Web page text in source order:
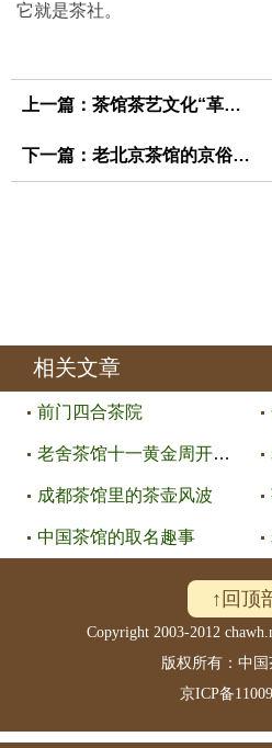
它就是茶社。
上一篇： 茶馆茶艺文化“革命”正当时
下一篇： 老北京茶馆的京俗京韵
相关文章
前门四合茶院
老舍茶馆十一黄金周开展京味综艺
成都茶馆里的茶壶风波
中国茶馆的取名趣事
↑回顶
Copyright 2003-2012
版权所有：中国
京ICP备